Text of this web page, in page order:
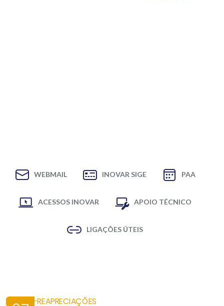
WEBMAIL INOVAR SIGE PAA
ACESSOS INOVAR APOIO TÉCNICO
LIGAÇÕES ÚTEIS